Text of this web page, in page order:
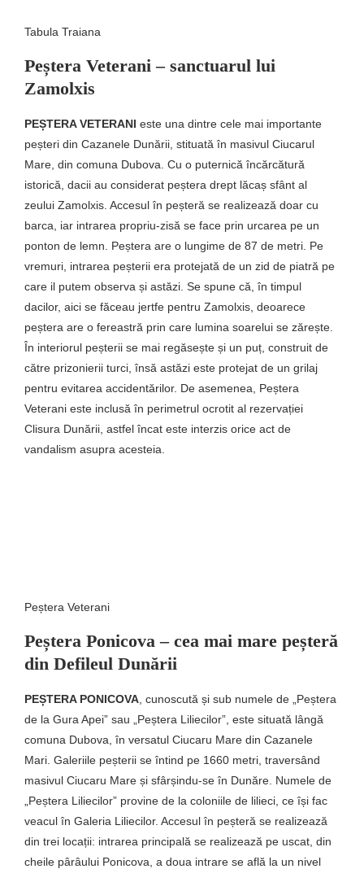
Tabula Traiana
Peștera Veterani – sanctuarul lui
Zamolxis
PEȘTERA VETERANI este una dintre cele mai importante
peșteri din Cazanele Dunării, stituată în masivul Ciucarul
Mare, din comuna Dubova. Cu o puternică încărcătură
istorică, dacii au considerat peștera drept lăcaș sfânt al
zeului Zamolxis. Accesul în peșteră se realizează doar cu
barca, iar intrarea propriu-zisă se face prin urcarea pe un
ponton de lemn. Peștera are o lungime de 87 de metri. Pe
vremuri, intrarea peșterii era protejată de un zid de piatră pe
care il putem observa și astăzi. Se spune că, în timpul
dacilor, aici se făceau jertfe pentru Zamolxis, deoarece
peștera are o fereastră prin care lumina soarelui se zărește.
În interiorul peșterii se mai regăsește și un puț, construit de
către prizonierii turci, însă astăzi este protejat de un grilaj
pentru evitarea accidentărilor. De asemenea, Peștera
Veterani este inclusă în perimetrul ocrotit al rezervației
Clisura Dunării, astfel încat este interzis orice act de
vandalism asupra acesteia.
Peștera Veterani
Peștera Ponicova – cea mai mare peșteră
din Defileul Dunării
PEȘTERA PONICOVA , cunoscută și sub numele de „Peștera
de la Gura Apei” sau „Peștera Liliecilor”, este situată lângă
comuna Dubova, în versatul Ciucaru Mare din Cazanele
Mari. Galeriile peșterii se întind pe 1660 metri, traversând
masivul Ciucaru Mare și sfârșindu-se în Dunăre. Numele de
„Peștera Liliecilor” provine de la coloniile de lilieci, ce își fac
veacul în Galeria Liliecilor. Accesul în peșteră se realizează
din trei locații: intrarea principală se realizează pe uscat, din
cheile pârâului Ponicova, a doua intrare se află la un nivel